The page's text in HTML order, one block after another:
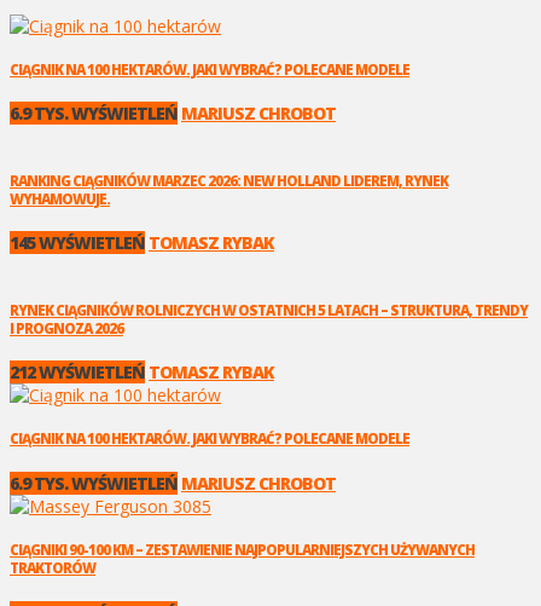
CIĄGNIK NA 100 HEKTARÓW. JAKI WYBRAĆ? POLECANE MODELE
6.9 TYS. WYŚWIETLEŃ MARIUSZ CHROBOT
RANKING CIĄGNIKÓW MARZEC 2026: NEW HOLLAND LIDEREM, RYNEK
WYHAMOWUJE.
145 WYŚWIETLEŃ TOMASZ RYBAK
RYNEK CIĄGNIKÓW ROLNICZYCH W OSTATNICH 5 LATACH – STRUKTURA, TRENDY
I PROGNOZA 2026
212 WYŚWIETLEŃ TOMASZ RYBAK
CIĄGNIK NA 100 HEKTARÓW. JAKI WYBRAĆ? POLECANE MODELE
6.9 TYS. WYŚWIETLEŃ MARIUSZ CHROBOT
CIĄGNIKI 90-100 KM – ZESTAWIENIE NAJPOPULARNIEJSZYCH UŻYWANYCH
TRAKTORÓW